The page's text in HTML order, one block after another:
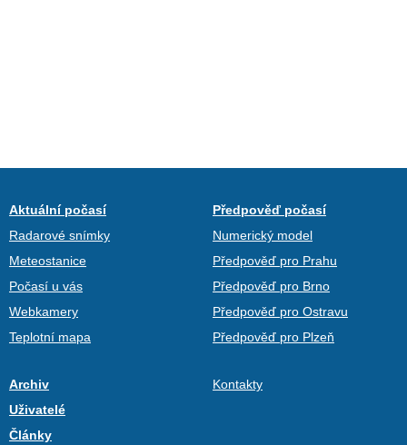
Aktuální počasí
Radarové snímky
Meteostanice
Počasí u vás
Webkamery
Teplotní mapa
Předpověď počasí
Numerický model
Předpověď pro Prahu
Předpověď pro Brno
Předpověď pro Ostravu
Předpověď pro Plzeň
Archiv
Uživatelé
Články
Kontakty